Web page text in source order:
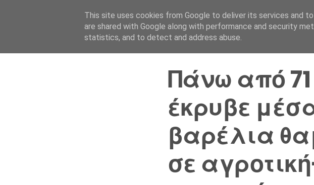
Πάνω από
έκρυβε
βαρέλια
σε
This site uses cookies from Google to deliver its services and
are shared with Google along with performance and security
statistics, and to detect and address abuse.